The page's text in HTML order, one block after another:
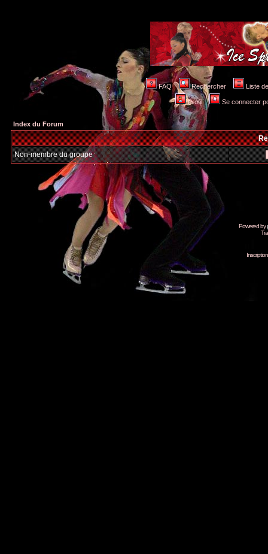
FAQ Rechercher Liste
Profil Se connecter
Index du Forum
Non-membre du groupe
Powered by